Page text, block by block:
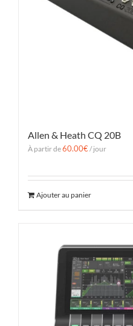
Allen & Heath CQ 20B
À partir de60.00€/ jour
Ajouter au panier